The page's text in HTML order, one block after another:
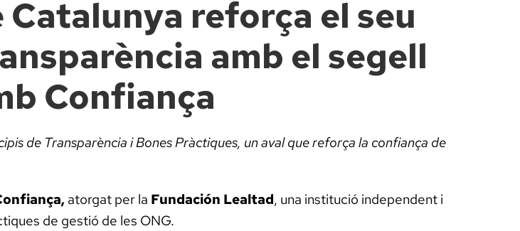
reforça el seu
amb el segell
Confiança
de Transparència i Bones Pràctiques, un aval que reforça la confiança de
, atorgat per la Fundación Lealtad, una institució independent i
de gestió de les ONG.